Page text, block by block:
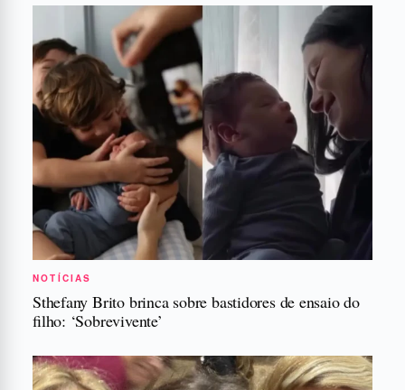
NOTÍCIAS
Sthefany Brito brinca sobre bastidores de ensaio do
filho: ‘Sobrevivente’